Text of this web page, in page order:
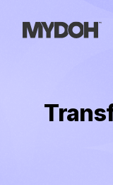
content